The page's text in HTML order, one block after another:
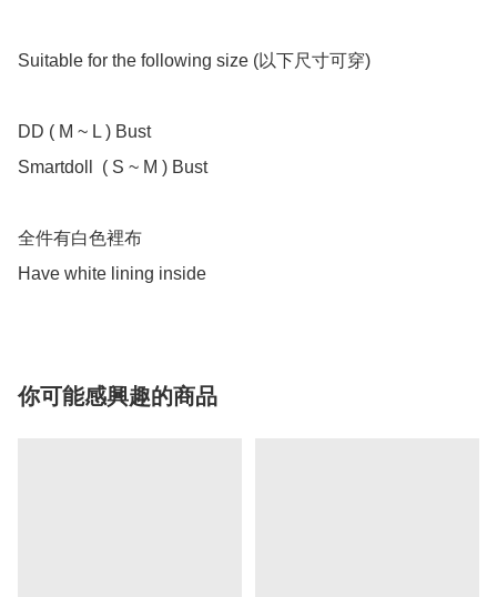
Suitable for the following size (以下尺寸可穿)
DD ( M ~ L ) Bust
Smartdoll  ( S ~ M ) Bust
全件有白色裡布
Have white lining inside
你可能感興趣的商品